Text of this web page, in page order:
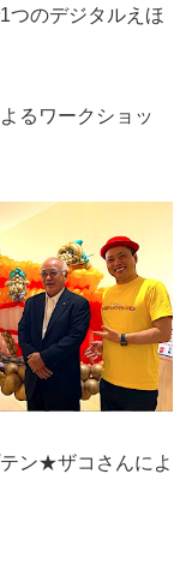
つのデジタルえほ
るワークショッ
ン★ザコさんによ